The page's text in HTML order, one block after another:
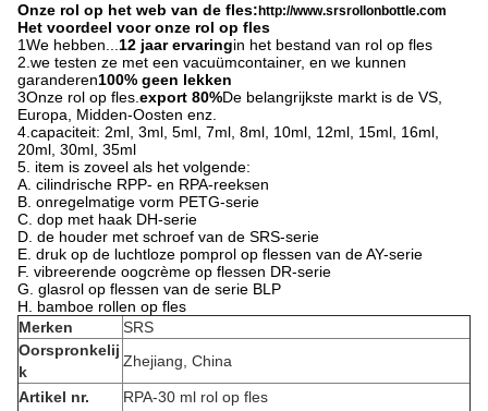
Onze rol op het web van de fles: http://www.srsrollonbottle.com
Het voordeel voor onze rol op fles
1We hebben... 12 jaar ervaringin het bestand van rol op fles
2.we testen ze met een vacuümcontainer, en we kunnen
garanderen100% geen lekken
3Onze rol op fles. export 80%De belangrijkste markt is de VS,
Europa, Midden-Oosten enz.
4.capaciteit: 2ml, 3ml, 5ml, 7ml, 8ml, 10ml, 12ml, 15ml, 16ml,
20ml, 30ml, 35ml
5. item is zoveel als het volgende:
A. cilindrische RPP- en RPA-reeksen
B. onregelmatige vorm PETG-serie
C. dop met haak DH-serie
D. de houder met schroef van de SRS-serie
E. druk op de luchtloze pomprol op flessen van de AY-serie
F. vibreerende oogcrème op flessen DR-serie
G. glasrol op flessen van de serie BLP
H. bamboe rollen op fles
Merken
SRS
Oorspronkelij
k
Zhejiang, China
Artikel nr.
RPA-30 ml rol op fles